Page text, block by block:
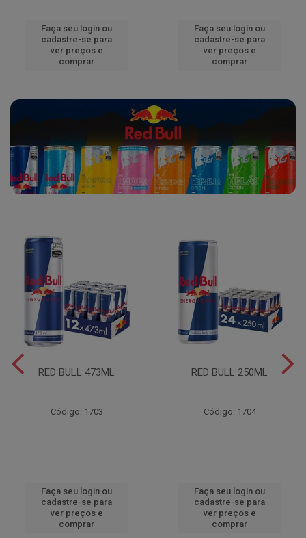
Faça seu login ou
cadastre-se para
ver preços e
comprar
Faça seu login ou
cadastre-se para
ver preços e
comprar
RED BULL 473ML
Código: 1703
Faça seu login ou
cadastre-se para
ver preços e
comprar
RED BULL 250ML
Código: 1704
Faça seu login ou
cadastre-se para
ver preços e
comprar